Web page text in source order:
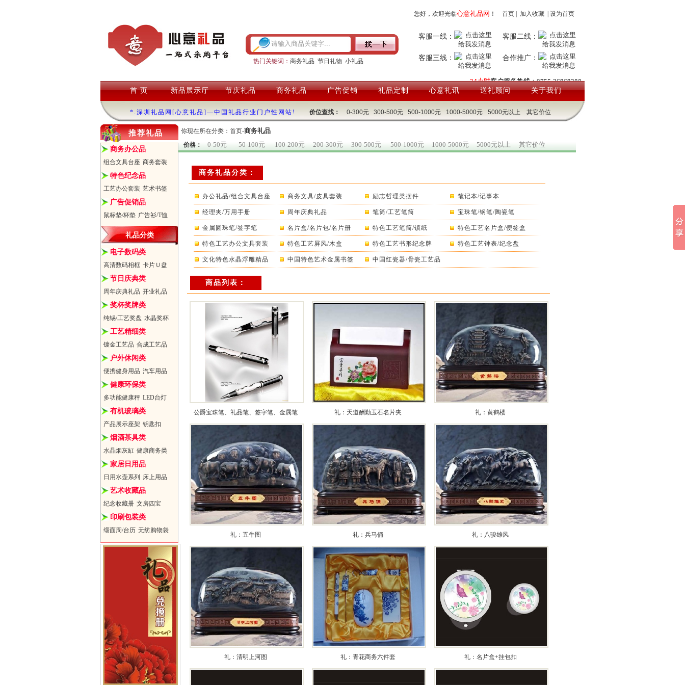
您好，欢迎光临心意礼品网 ！ 首页 加入收藏 设为首页
热门关键词： 商务礼品 节日礼物 小礼品
客服一线： 客服二线：
客服三线： 合作推广：
24小时客户服务热线：0755-26969200
首 页
新品展示厅 节庆礼品 商务礼品 广告促销 礼品定制 心意礼讯 送礼顾问 关于我们
*.深圳礼品网[心意礼品]—中国礼品行业门户性网站! 价位查找： 0-300元 300-500元 500-1000元 1000-5000元 5000元以上 其它价位
推荐礼品
商务办公品
组合文具台座 商务套装
特色纪念品
工艺办公套装 艺术书签
广告促销品
鼠标垫/杯垫 广告衫/T恤
礼品分类
电子数码类
高清数码相框 卡片Ｕ盘
节日庆典类
周年庆典礼品 开业礼品
奖杯奖牌类
纯锡/工艺奖盘 水晶奖杯
工艺精细类
镀金工艺品 合成工艺品
户外休闲类
便携健身用品 汽车用品
健康环保类
多功能健康秤 LED台灯
有机玻璃类
产品展示座架 钥匙扣
烟酒茶具类
水晶烟灰缸 健康商务类
家居日用品
日用水壶系列 床上用品
艺术收藏品
纪念收藏册 文房四宝
印刷包装类
缎面周/台历 无纺购物袋
你现在所在分类： 首页-商务礼品
价格： 0-50元 50-100元 100-200元 200-300元 300-500元 500-1000元 1000-5000元 5000元以上 其它价位
商务礼品分类：
办公礼品/组合文具台座 商务文具/皮具套装 励志哲理类摆件 笔记本/记事本
经理夹/万用手册 周年庆典礼品 笔筒/工艺笔筒 宝珠笔/钢笔/陶瓷笔
金属圆珠笔/签字笔 名片盒/名片包/名片册 特色工艺笔筒/镇纸 特色工艺名片盒/便签盒
特色工艺办公文具套装 特色工艺屏风/木盒 特色工艺书形纪念牌 特色工艺钟表/纪念盘
文化特色水晶浮雕精品 中国特色艺术金属书签 中国红瓷器/骨瓷工艺品
商品列表：
公爵宝珠笔、礼品笔、签字笔、金属笔 礼：天道酬勤玉石名片夹 礼：黄鹤楼
礼：五牛图 礼：兵马俑 礼：八骏雄风
礼：清明上河图 礼：青花商务六件套 礼：名片盒+挂包扣